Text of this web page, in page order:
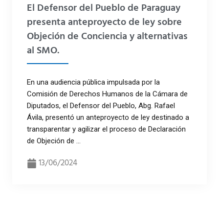
El Defensor del Pueblo de Paraguay
presenta anteproyecto de ley sobre
Objeción de Conciencia y alternativas
al SMO.
En una audiencia pública impulsada por la
Comisión de Derechos Humanos de la Cámara de
Diputados, el Defensor del Pueblo, Abg. Rafael
Ávila, presentó un anteproyecto de ley destinado a
transparentar y agilizar el proceso de Declaración
de Objeción de ...
13/06/2024